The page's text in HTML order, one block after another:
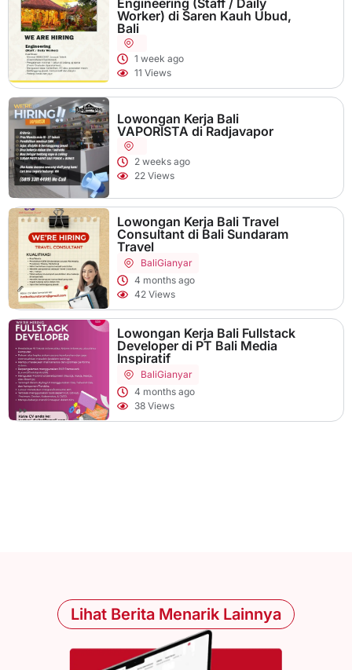
Engineering (Staff / Daily
Worker) di Saren Kauh Ubud,
Bali
1 week ago
11 Views
Lowongan Kerja Bali
VAPORISTA di Radjavapor
2 weeks ago
22 Views
Lowongan Kerja Bali Travel
Consultant di Bali Sundaram
Travel
BaliGianyar
4 months ago
42 Views
Lowongan Kerja Bali Fullstack
Developer di PT Bali Media
Inspiratif
BaliGianyar
4 months ago
38 Views
Lihat Berita Menarik Lainnya